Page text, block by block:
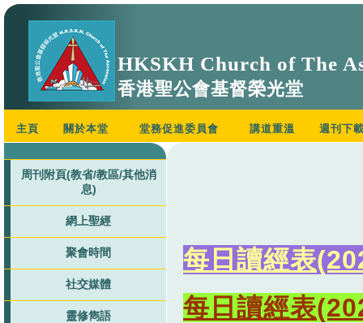
HKSKH Church of The
香港聖公會基督榮光堂
主頁 關於本堂 堂務促進委員會 講道重溫 週刊下
周刊附頁(教省/教區/其他消
息)
網上聖經
聚會時間
社交媒體
靈修雋語
每日讀經表
每日讀經表